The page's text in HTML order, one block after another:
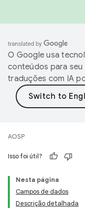
O Google usa
conteúdos para
traduções com IA
AOSP
Isso foi útil?
Nesta página
Campos de dados
Descrição detalhada